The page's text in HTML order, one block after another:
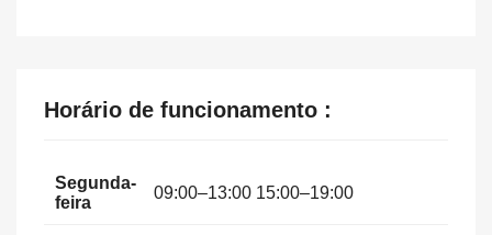
Horário de funcionamento :
Segunda-
feira
09:00–13:00 15:00–19:00